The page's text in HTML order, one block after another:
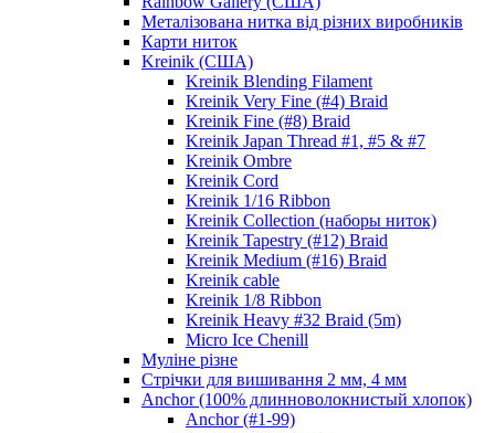
Металізована нитка від різних виробників
Карти ниток
Kreinik (США)
Kreinik Blending Filament
Kreinik Very Fine (#4) Braid
Kreinik Fine (#8) Braid
Kreinik Japan Thread #1, #5 & #7
Kreinik Ombre
Kreinik Cord
Kreinik 1/16 Ribbon
Kreinik Collection (наборы ниток)
Kreinik Tapestry (#12) Braid
Kreinik Medium (#16) Braid
Kreinik cable
Kreinik 1/8 Ribbon
Kreinik Heavy #32 Braid (5m)
Micro Ice Chenill
Муліне різне
Стрічки для вишивання 2 мм, 4 мм
Anchor (100% длинноволокнистый хлопок)
Anchor (#1-99)